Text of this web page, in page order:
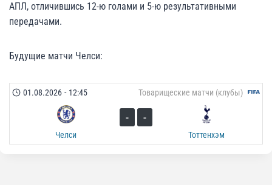
АПЛ, отличившись 12-ю голами и 5-ю результативными
передачами.
Будущие матчи Челси:
Товарищеские матчи (клубы)
01.08.2026 - 12:45
Челси
- -
Тоттенхэм